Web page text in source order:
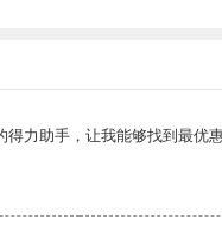
得力助手，让我能够找到最优